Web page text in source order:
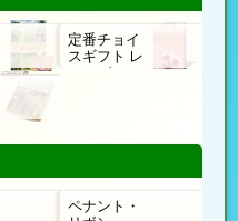
定番チョイ
スギフト レ
ローゼ
ペナント・